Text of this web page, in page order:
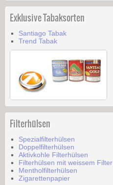
Exklusive Tabaksorten
Santiago Tabak
Trend Tabak
Filterhülsen
Spezialfilterhülsen
Doppelfilterhülsen
Aktivkohle Filterhülsen
Filterhülsen mit weissem Filter
Mentholfilterhülsen
Zigarettenpapier